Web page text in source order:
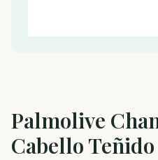
Palmolive
Cabello Teñido